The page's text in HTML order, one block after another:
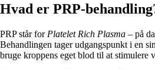
Hvad er PRP-
PRP står for Platelet Rich Plasma – på
Behandlingen tager udgangspunkt i en
bruge kroppens eget blod til at stimulere